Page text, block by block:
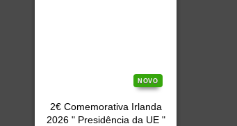
NOVO
2€ Comemorativa Irlanda
2026 " Presidência da UE "